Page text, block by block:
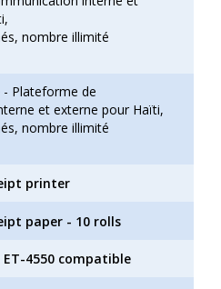
nombre illimité
- Plateforme de
et externe pour Haïti,
nombre illimité
printer
paper - 10 rolls
ET-4550 compatible